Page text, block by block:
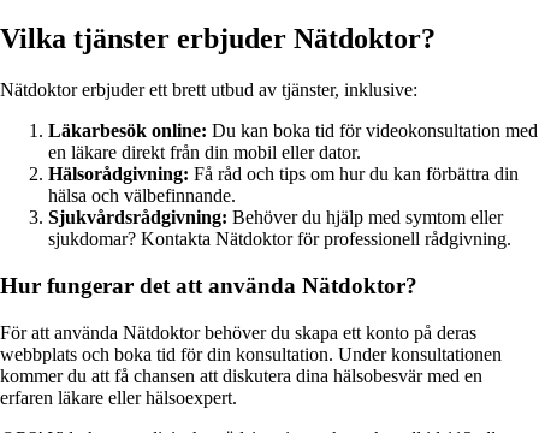
Vilka tjänster erbjuder Nätdoktor?
Nätdoktor erbjuder ett brett utbud av tjänster, inklusive:
Läkarbesök online: Du kan boka tid för videokonsultation med
en läkare direkt från din mobil eller dator.
Hälsorådgivning: Få råd och tips om hur du kan förbättra din
hälsa och välbefinnande.
Sjukvårdsrådgivning: Behöver du hjälp med symtom eller
sjukdomar? Kontakta Nätdoktor för professionell rådgivning.
Hur fungerar det att använda Nätdoktor?
För att använda Nätdoktor behöver du skapa ett konto på deras
webbplats och boka tid för din konsultation. Under konsultationen
kommer du att få chansen att diskutera dina hälsobesvär med en
erfaren läkare eller hälsoexpert.